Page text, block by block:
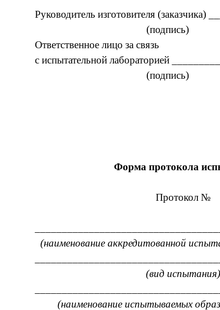
Руководитель изготовителя (заказчика)
(подпись)
Ответственное лицо за связь
с испытательной лабораторией
(подпись)
Форма протокола
Протокол №
(наименование аккредитованной
(вид испытания)
(наименование испытываемых